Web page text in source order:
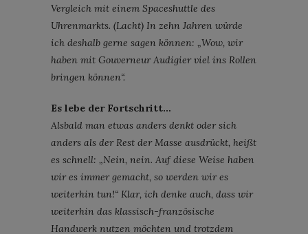
Vergleich mit einem Spaceshuttle des
Uhrenmarkts. (Lacht) In zehn Jahren würde
ich deshalb gerne sagen können: „Wow, wir
haben mit Gouverneur Audigier viel ins Rollen
bringen können“.
Es lebe der Fortschritt…
Alsbald man etwas anders denkt oder sich
anders als der Rest der Masse ausdrückt, heißt
es schnell: „Nein, nein. Auf diese Weise haben
wir es immer gemacht, so werden wir es
weiterhin tun!“ Klar, ich denke auch, dass wir
weiterhin das klassisch-französische
Handwerk nutzen möchten und trotzdem